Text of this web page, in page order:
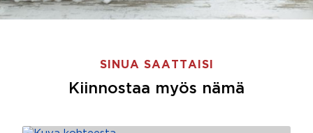
SINUA SAATTAISI
Kiinnostaa myös nämä